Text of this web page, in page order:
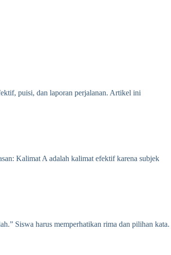
puisi, dan laporan perjalanan. Artikel ini
Kalimat A adalah kalimat efektif karena subjek
Siswa harus memperhatikan rima dan pilihan kata.